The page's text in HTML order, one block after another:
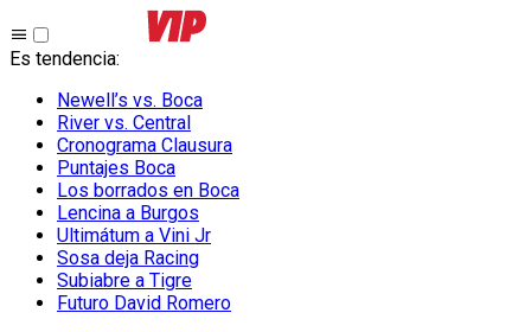
Es tendencia:
Newell’s vs. Boca
River vs. Central
Cronograma Clausura
Puntajes Boca
Los borrados en Boca
Lencina a Burgos
Ultimátum a Vini Jr
Sosa deja Racing
Subiabre a Tigre
Futuro David Romero